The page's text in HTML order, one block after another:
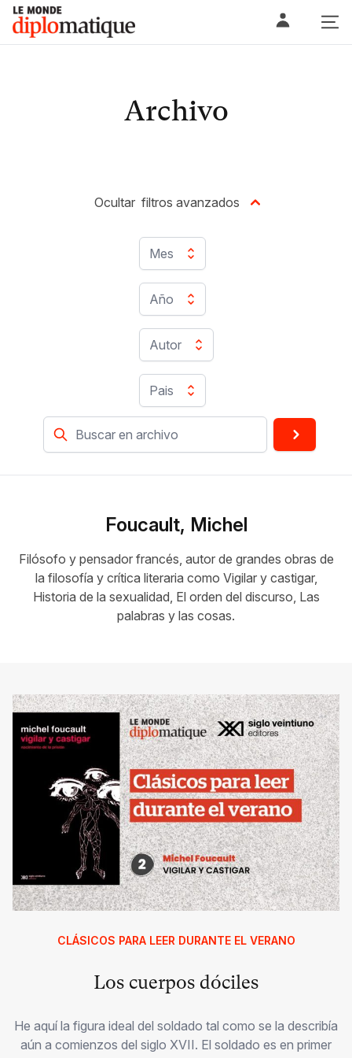
Skip
content
Le monde diplomatique
Archivo
Mes
Año
Autor
Pais
Ocultar filtros avanzados
Foucault, Michel
Filósofo y pensador francés, autor de grandes obras de
la filosofía y crítica literaria como Vigilar y castigar,
Historia de la sexualidad, El orden del discurso, Las
palabras y las cosas.
CLÁSICOS PARA LEER DURANTE EL VERANO
Los cuerpos dóciles
He aquí la figura ideal del soldado tal como se la describía
aún a comienzos del siglo XVII. El soldado es en primer